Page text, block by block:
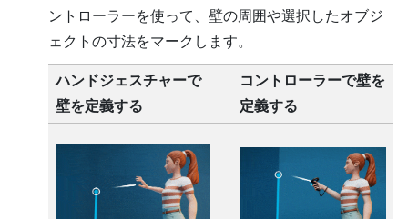
ントローラーを使って、壁の周囲や選択したオブジ
ェクトの寸法をマークします。
ハンドジェスチャーで
壁を定義する
コントローラーで壁を
定義する